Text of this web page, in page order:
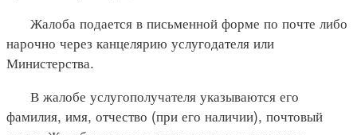
Жалоба подается в письменной форме по почте либо
нарочно через канцелярию услугодателя или
Министерства.
В жалобе услугополучателя указываются его
фамилия, имя, отчество (при его наличии), почтовый